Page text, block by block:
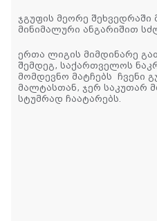
ჯგუფის მეორე
მინიმალური ანგარიშით
ერთა ლიგის მიმდინარე
შემდეგ, საქართველოს
მომდევნო მატჩებს ჩვენი
მალტასთან, ჯერ საკუთარ
სტუმრად ჩაატარებს.